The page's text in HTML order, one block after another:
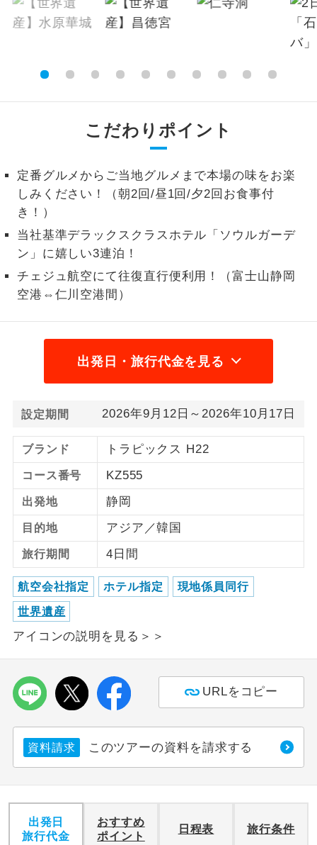
こだわりポイント
定番グルメからご当地グルメまで本場の味をお楽
しみください！（朝2回/昼1回/夕2回お食事付
き！）
当社基準デラックスクラスホテル「ソウルガーデ
ン」に嬉しい3連泊！
チェジュ航空にて往復直行便利用！（富士山静岡
空港⇔仁川空港間）
出発日・旅行代金を見る
設定期間 2026年9月12日～2026年10月17日
ブランド トラピックス H22
コース番号 KZ555
出発地 静岡
目的地 アジア／韓国
旅行期間 4日間
航空会社指定 ホテル指定 現地係員同行
世界遺産
アイコンの説明を見る＞＞
URLをコピー
資料請求 このツアーの資料を請求する
出発日
旅行代金
おすすめ
ポイント
日程表 旅行条件
満）380円
1名様から出発可能な個人型プランで
2名様催行
2名様から出発可能な個人型プランで
おひとり様参
おひとり様限定でご参加いただけるコー
スです。
1名様1室同代
金
1名様1室利用でも追加料金がかからない
コースです。
ご夫婦限定
す。
女性限定
す。
航空会社指定
利用航空会社が指定なので、ご出発の計
画にとても便利です。
ホテル指定
す。